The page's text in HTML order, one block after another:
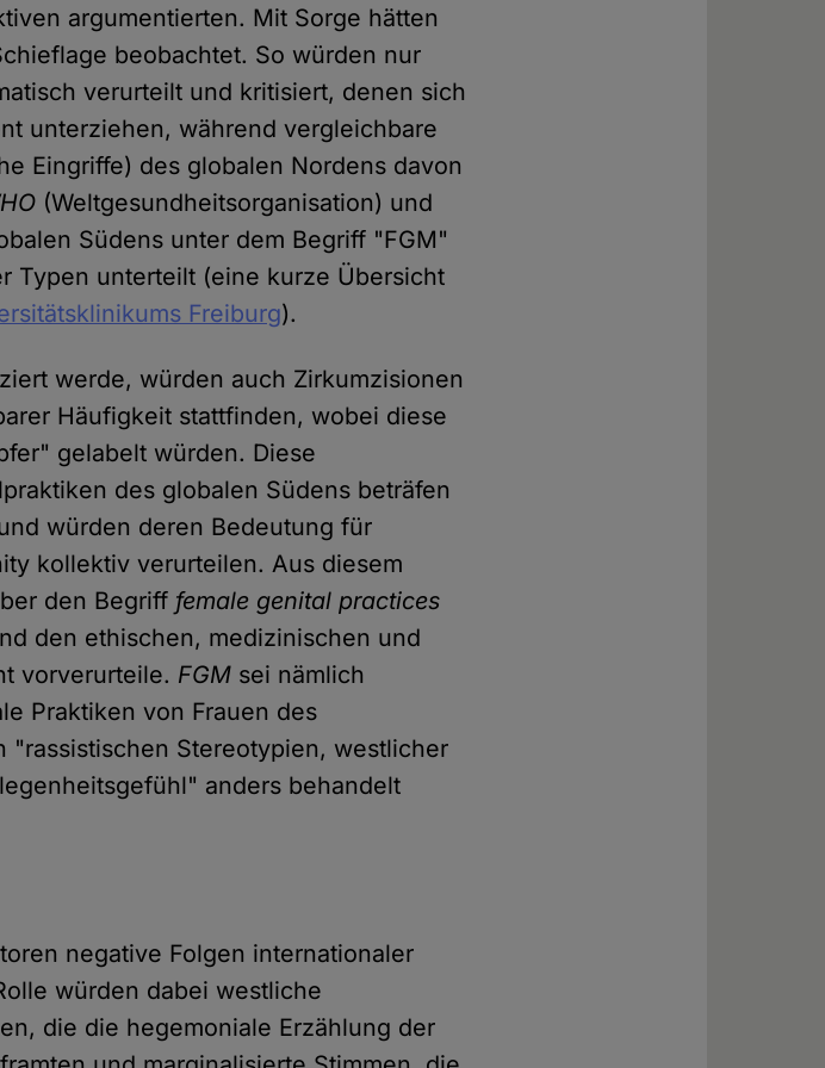
argumentierten. Mit Sorge hätten
beobachtet. So würden nur
verurteilt und kritisiert, denen sich
unterziehen, während vergleichbare
Eingriffe) des globalen Nordens davon
(Weltgesundheitsorganisation) und
Südens unter dem Begriff "FGM"
Typen unterteilt (eine kurze Übersicht
Freiburg).
werde, würden auch Zirkumzisionen
Häufigkeit stattfinden, wobei diese
gelabelt würden. Diese
des globalen Südens beträfen
würden deren Bedeutung für
kollektiv verurteilen. Aus diesem
den Begriff female genital practices
den ethischen, medizinischen und
vorverurteile. FGM sei nämlich
Praktiken von Frauen des
"rassistischen Stereotypien, westlicher
anders behandelt
negative Folgen internationaler
würden dabei westliche
die die hegemoniale Erzählung der